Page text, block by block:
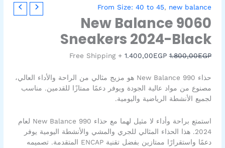
From Size: 40 to 45, new balance
New Balance 9060
Sneakers 2024-Black
1.800,00EGP
السعر
هو:
1.800,00EGP.
1.400,00EGP
السعر
الحالي
هو:
1.400,00EGP.
+ Free Shipping
حذاء New Balance 990 هو مزيج مثالي من الراحة والأداء العالي،
مصنوع من مواد عالية الجودة ويوفر دعمًا ممتازًا للقدمين. مناسب
لجميع الأنشطة الرياضية واليومية.
استمتع براحة وأداء لا مثيل لهما مع حذاء New Balance 990 لعام
2024. هذا الحذاء المثالي للجري والمشي والأنشطة اليومية يوفر
دعمًا واستقرارًا ممتازين بفضل تقنية ENCAP المتقدمة. تصميمه
كمية
New
Balance
9060
2024-